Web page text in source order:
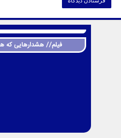
فیلم// هشدارهایی که